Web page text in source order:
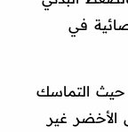
في
التماسك
الأخضر غير